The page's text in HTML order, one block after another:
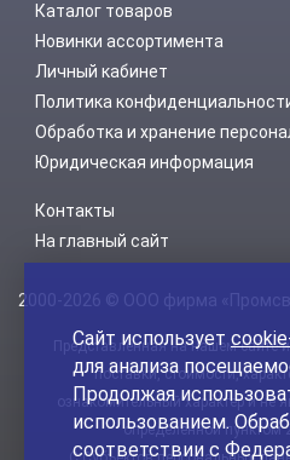
Каталог товаров
Новинки ассортимента
Личный кабинет
Политика
Обработка и хранение
Юридическая информация
Контакты
На главный сайт
2000-2026 © ООО фирма
Представленная на нашем сайте
поставки, стоимости,
ознакомительный характер и не
определенной пунктом
Сайт использует
для анализа
Продолжая
использованием.
соответствии с